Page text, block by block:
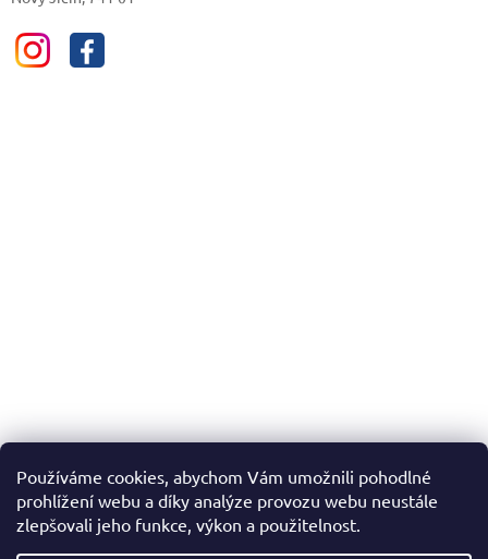
Používáme cookies, abychom Vám umožnili pohodlné
prohlížení webu a díky analýze provozu webu neustále
zlepšovali jeho funkce, výkon a použitelnost.